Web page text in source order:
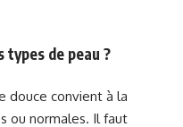
de peau ?
douce convient à la
ou normales. Il faut